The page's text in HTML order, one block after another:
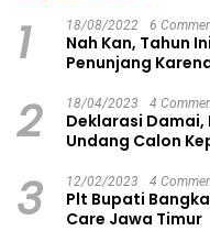
1 18/08/2022 6
Nah Kan, Tahun
Penunjang
2 18/04/2023 4
Deklarasi
Undang Calon
3 12/02/2023 4
Plt Bupati
Care Jawa Timur